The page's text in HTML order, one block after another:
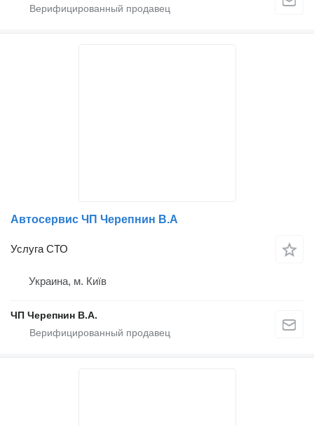
Автосервис ЧП Черепнин В.А
Услуга СТО
Украина, м. Київ
ЧП Черепнин В.А.